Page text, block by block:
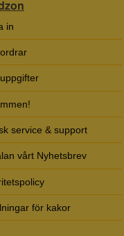
in
service & support
vårt Nyhetsbrev
för kakor